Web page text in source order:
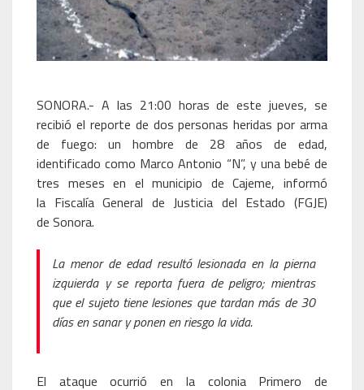
SONORA.- A las 21:00 horas de este jueves, se
recibió el reporte de dos personas heridas por arma
de fuego: un hombre de 28 años de edad,
identificado como Marco Antonio “N”, y una bebé de
tres meses en el municipio de Cajeme, informó
la Fiscalía General de Justicia del Estado (FGJE)
de Sonora.
La menor de edad resultó lesionada en la pierna
izquierda y se reporta fuera de peligro; mientras
que el sujeto tiene lesiones que tardan más de 30
días en sanar y ponen en riesgo la vida.
El ataque ocurrió en la colonia Primero de